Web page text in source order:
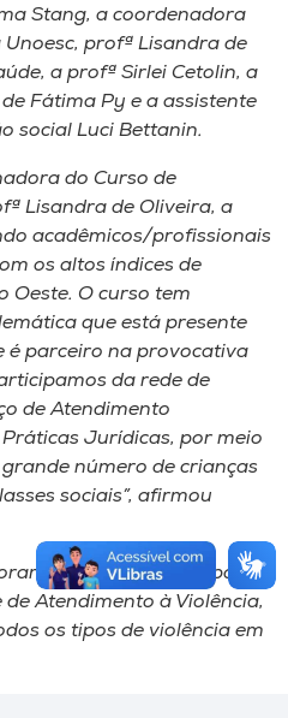
Stang, a coordenadora
profª Lisandra de
a profª Sirlei Cetolin, a
Fátima Py e a assistente
social Luci Bettanin.
do Curso de
Lisandra de Oliveira, a
acadêmicos/profissionais
os altos índices de
Oeste. O curso tem
que está presente
é parceiro na provocativa
da rede de
de Atendimento
Jurídicas, por meio
número de crianças
sociais”, afirmou
elencadas 27 propostas
Atendimento à Violência,
os tipos de violência em